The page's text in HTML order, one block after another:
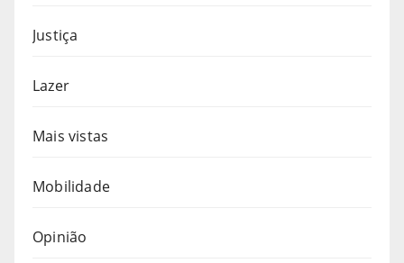
Justiça
Lazer
Mais vistas
Mobilidade
Opinião